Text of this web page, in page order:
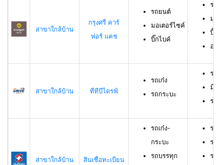
สาขาใกล้บ้าน
กรุงศรี คาร์
ฟอร์ แคช
รถยนต์
มอเตอร์ไซค์
บิ๊กไบค์
รถ
มอ
บิ๊ก
อา
สาขาใกล้บ้าน ทีทีบีไดรฟ์
รถเก๋ง
รถกระบะ
รถ
มีอ
รา
สาขาใกล้บ้าน สินเชื่อทะเบียน
รถเก๋ง-
กระบะ
รถบรรทุก
รถ
รถ
รถ